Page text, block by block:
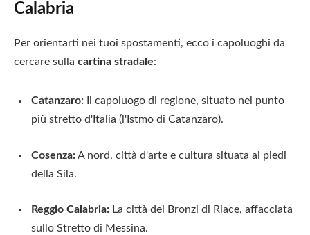
Calabria
Per orientarti nei tuoi spostamenti, ecco i capoluoghi da
cercare sulla cartina stradale:
Catanzaro: Il capoluogo di regione, situato nel punto
più stretto d'Italia (l'Istmo di Catanzaro).
Cosenza:A nord, città d'arte e cultura situata ai piedi
della Sila.
Reggio Calabria: La città dei Bronzi di Riace, affacciata
sullo Stretto di Messina.